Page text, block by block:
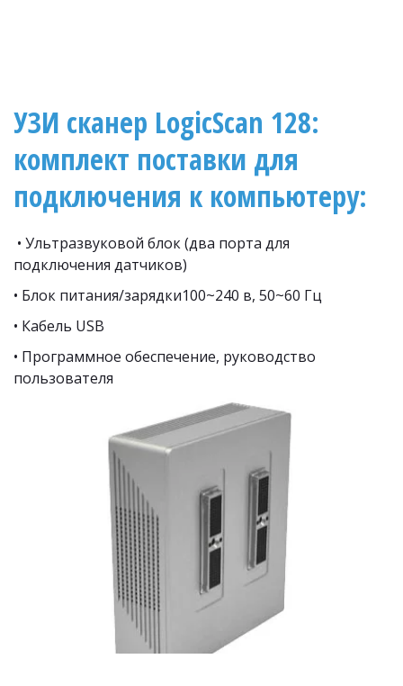
УЗИ сканер LogicScan 128:
комплект поставки для
подключения к компьютеру:
подключения датчиков)
• Блок питания/зарядки100~240 в, 50~60 Гц
• Кабель USB
• Программное обеспечение, руководство
пользователя